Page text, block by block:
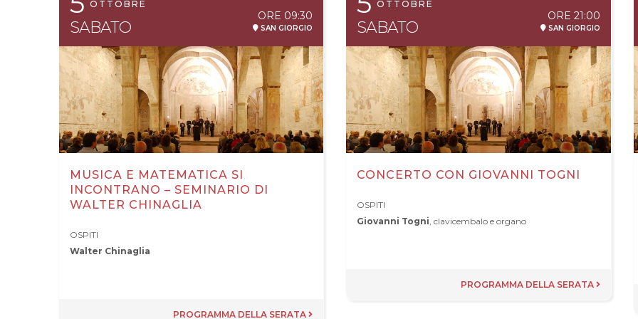
OTTOBRE
SABATO
ORE 09:30
SAN GIORGIO
MUSICA E MATEMATICA SI
INCONTRANO – SEMINARIO DI
WALTER CHINAGLIA
OSPITI
Walter Chinaglia
PROGRAMMA DELLA SERATA
OTTOBRE
SABATO
ORE 21:00
SAN GIORGIO
CONCERTO CON GIOVANNI TOGNI
OSPITI
Giovanni Togni, clavicembalo e organo
PROGRAMMA DELLA SERATA